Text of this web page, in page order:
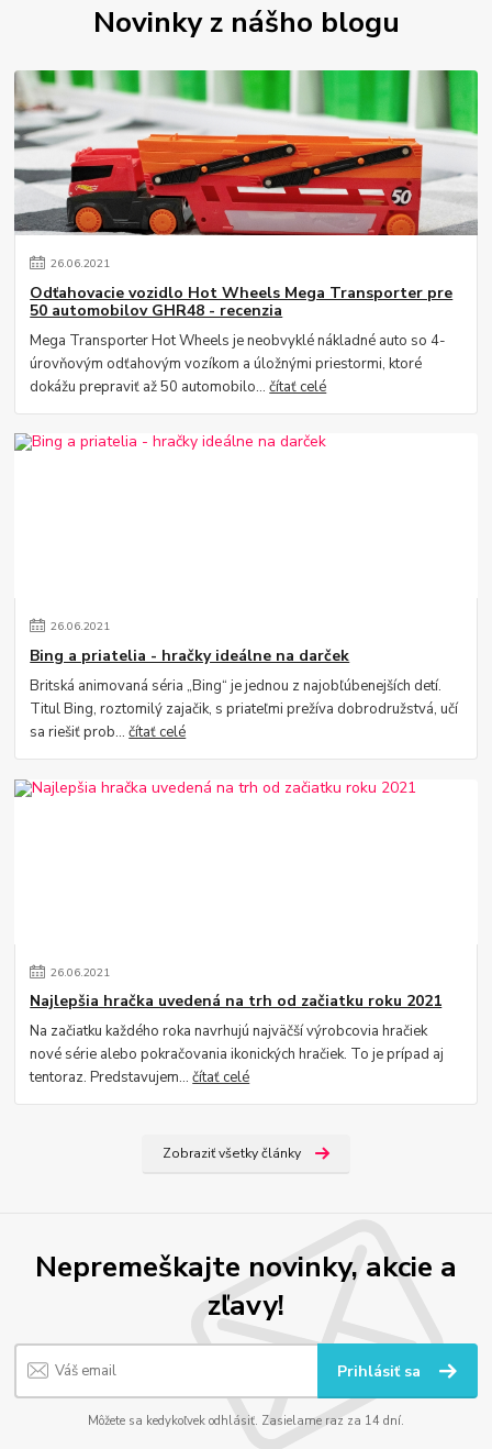
Novinky z nášho blogu
26.06.2021
Odťahovacie vozidlo Hot Wheels Mega Transporter pre
50 automobilov GHR48 - recenzia
Mega Transporter Hot Wheels je neobvyklé nákladné auto so 4-
úrovňovým odťahovým vozíkom a úložnými priestormi, ktoré
dokážu prepraviť až 50 automobilo...čítať celé
26.06.2021
Bing a priatelia - hračky ideálne na darček
Britská animovaná séria „Bing“ je jednou z najobľúbenejších detí.
Titul Bing, roztomilý zajačik, s priateľmi prežíva dobrodružstvá, učí
sa riešiť prob...čítať celé
26.06.2021
Najlepšia hračka uvedená na trh od začiatku roku 2021
Na začiatku každého roka navrhujú najväčší výrobcovia hračiek
nové série alebo pokračovania ikonických hračiek. To je prípad aj
tentoraz. Predstavujem...čítať celé
Zobraziť všetky články
Nepremeškajte novinky, akcie a
zľavy!
Prihlásiť sa
Môžete sa kedykoľvek odhlásiť. Zasielame raz za 14 dní.